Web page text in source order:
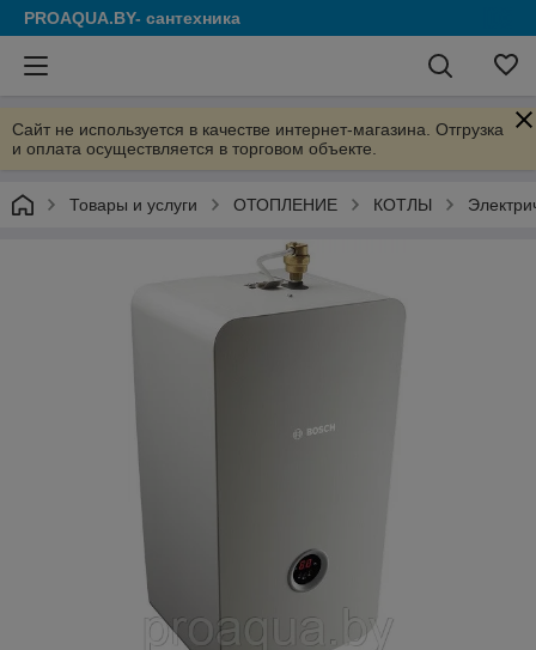
PROAQUA.BY- сантехника
Сайт не используется в качестве интернет-магазина. Отгрузка
и оплата осуществляется в торговом объекте.
Товары и услуги ОТОПЛЕНИЕ КОТЛЫ